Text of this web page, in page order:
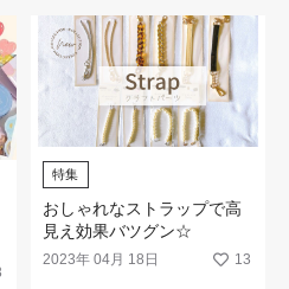
特集
おしゃれなストラップで高
見え効果バツグン☆
2023年 04月 18日 13